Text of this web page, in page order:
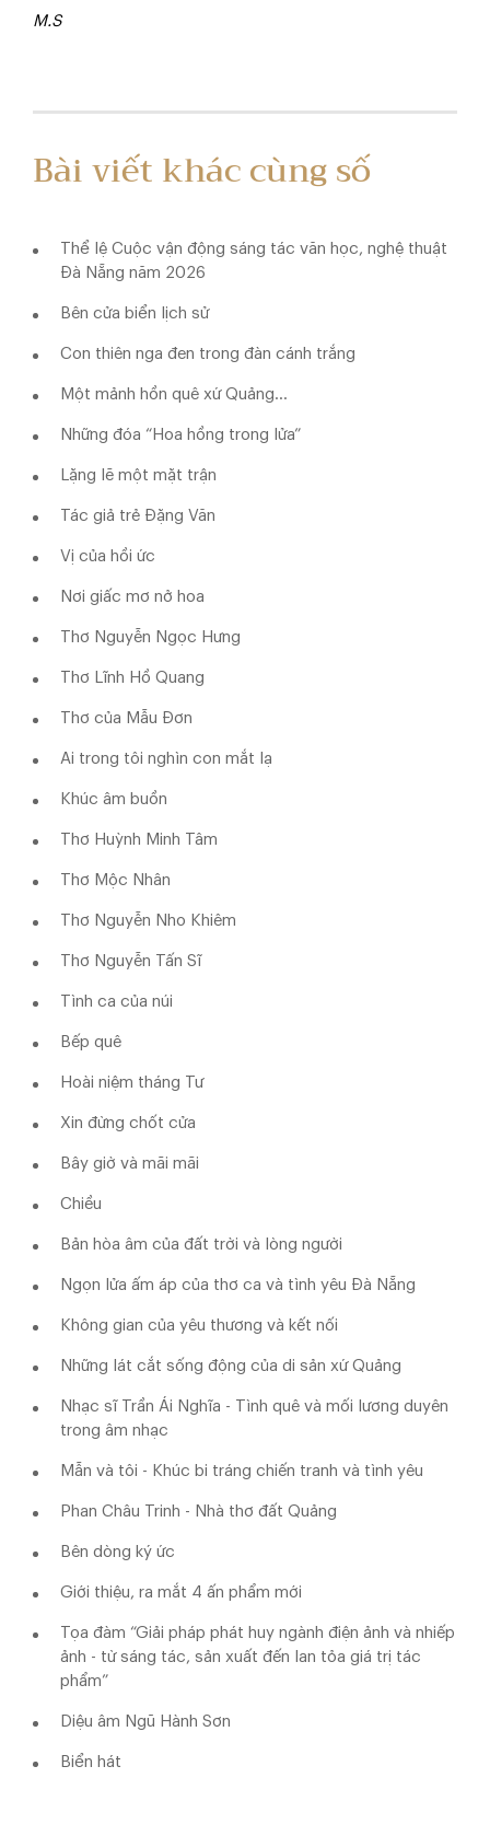
M.S
Bài viết khác cùng số
Thể lệ Cuộc vận động sáng tác văn học, nghệ thuật
Đà Nẵng năm 2026
Bên cửa biển lịch sử
Con thiên nga đen trong đàn cánh trắng
Một mảnh hồn quê xứ Quảng...
Những đóa “Hoa hồng trong lửa”
Lặng lẽ một mặt trận
Tác giả trẻ Đặng Văn
Vị của hồi ức
Nơi giấc mơ nở hoa
Thơ Nguyễn Ngọc Hưng
Thơ Lĩnh Hồ Quang
Thơ của Mẫu Đơn
Ai trong tôi nghìn con mắt lạ
Khúc âm buồn
Thơ Huỳnh Minh Tâm
Thơ Mộc Nhân
Thơ Nguyễn Nho Khiêm
Thơ Nguyễn Tấn Sĩ
Tình ca của núi
Bếp quê
Hoài niệm tháng Tư
Xin đừng chốt cửa
Bây giờ và mãi mãi
Chiều
Bản hòa âm của đất trời và lòng người
Ngọn lửa ấm áp của thơ ca và tình yêu Đà Nẵng
Không gian của yêu thương và kết nối
Những lát cắt sống động của di sản xứ Quảng
Nhạc sĩ Trần Ái Nghĩa - Tình quê và mối lương duyên
trong âm nhạc
Mẫn và tôi - Khúc bi tráng chiến tranh và tình yêu
Phan Châu Trinh - Nhà thơ đất Quảng
Bên dòng ký ức
Giới thiệu, ra mắt 4 ấn phẩm mới
Tọa đàm “Giải pháp phát huy ngành điện ảnh và nhiếp
ảnh - từ sáng tác, sản xuất đến lan tỏa giá trị tác
phẩm”
Diệu âm Ngũ Hành Sơn
Biển hát